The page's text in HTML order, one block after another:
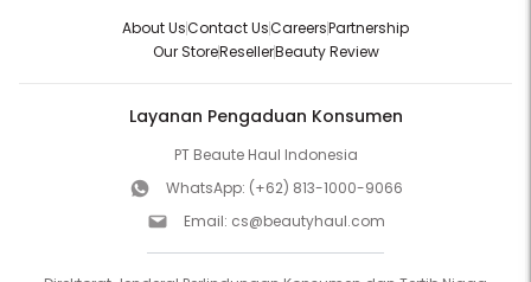
About UsContact UsCareersPartnership
Our StoreResellerBeauty Review
Layanan Pengaduan Konsumen
PT Beaute Haul Indonesia
WhatsApp: (+62) 813-1000-9066
Email: cs@beautyhaul.com